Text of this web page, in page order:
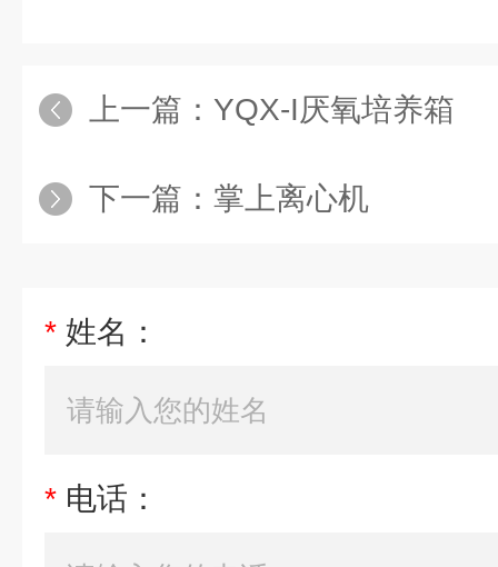
上一篇： YQX-I厌氧培养箱
下一篇： 掌上离心机
* 姓名：
* 电话：